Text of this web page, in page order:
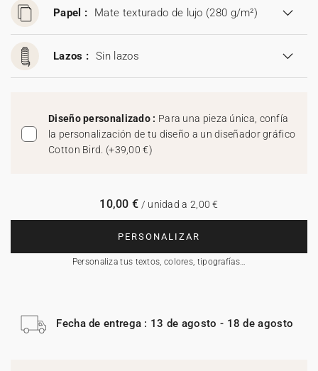
Papel : Mate texturado de lujo (280 g/m²)
Lazos : Sin lazos
Diseño personalizado : Para una pieza única, confía
la personalización de tu diseño a un diseñador gráfico
Cotton Bird. (+39,00 €)
PERSONALIZAR
Personaliza tus textos, colores, tipografías…
10,00 € / unidad a 2,00 €
Fecha de entrega : 13 de agosto - 18 de agosto